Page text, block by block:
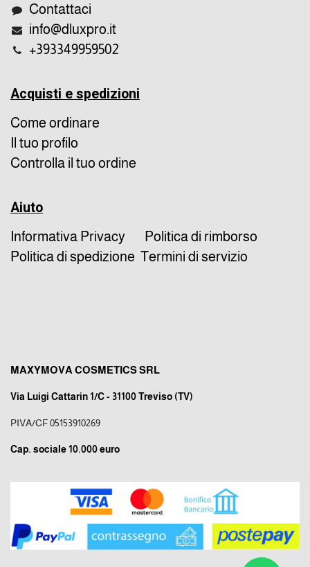
Contattaci
info@dluxpro.it
+393349959502
Acquisti e spedizioni
Come ordinare
Il tuo profilo
Controlla il tuo ordine
Aiuto
Informativa Privacy
Politica di rimborso
Politica di spedizione Termini di servizio
MAXYMOVA COSMETICS SRL
Via Luigi Cattarin 1/C - 31100 Treviso (TV)
PIVA/CF 05153910269
Cap. sociale 10.000 euro